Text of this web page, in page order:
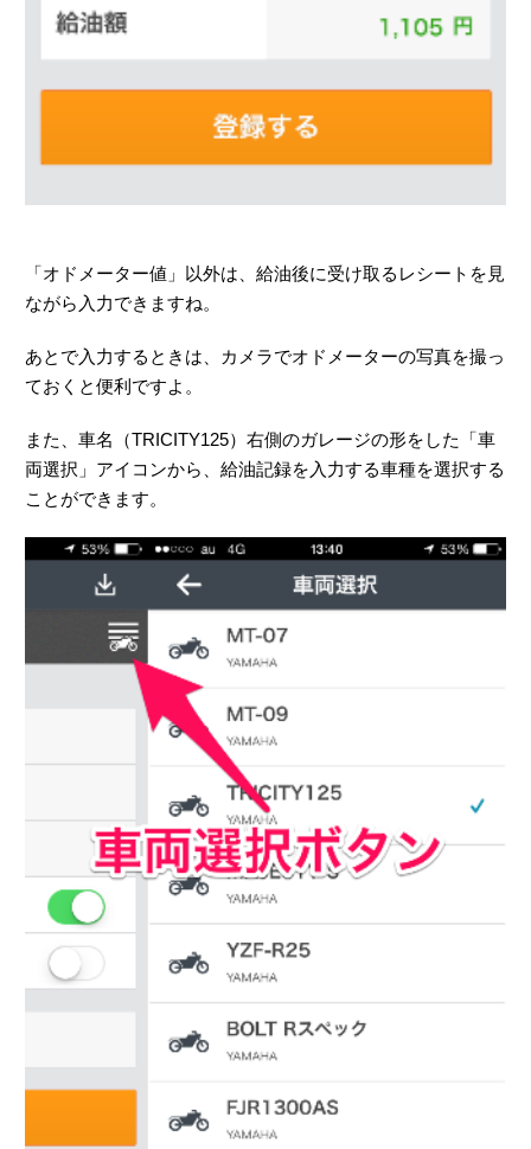
「オドメーター値」以外は、給油後に受け取るレシートを見
ながら入力できますね。
あとで入力するときは、カメラでオドメーターの写真を撮っ
ておくと便利ですよ。
また、車名（TRICITY125）右側のガレージの形をした「車
両選択」アイコンから、給油記録を入力する車種を選択する
ことができます。